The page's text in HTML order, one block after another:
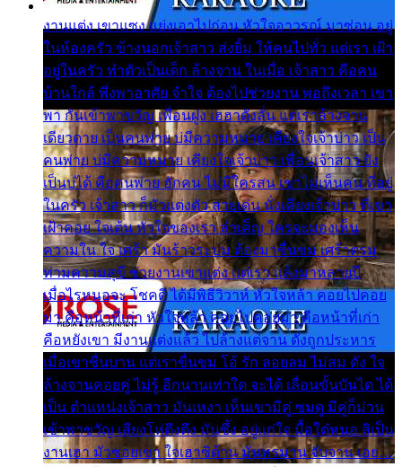
งานแต่ง เขาแซง แย่งเอาไปก่อน หัวใจอาวรณ์ มาซ่อน อยู่
ในห้องครัว ข้างนอกเจ้าสาว ส่งยิ้ม ให้คนไปทั่ว แต่เรา เฝ้า
อยู่ในครัว ทำตัวเป็นเด็ก ล้างจาน ในเมื่อ เจ้าสาว คือคน
บ้านใกล้ พึ่งพาอาศัย จำใจ ต้องไปช่วยงาน พอถึงเวลา เขา
พา กันเข้าพาขวัญ เพื่อนฝูง เฮฮาดังลั่น แต่เราล้างจาน
เดียวดาย เป็นคนพ่าย บ่มีความหมาย เคียงใจเจ้าบ่าว เป็น
คนพ่าย บ่มีความหมาย เคียงใจเจ้าบ่าว เพื่อนเจ้าสาว ยัง
เป็นบ่ได้ คือคนพ่าย ฮักคน ไม่มีใครสน เขาไม่เห็นคน ที่อยู่
ในครัว เจ้าสาว ก็มัวแต่งตัว สวยเด่น นั่งเคียงเจ้าบ่าว ที่เขา
เฝ้าคอย ใจเต้น หัวใจของเรา ลำเค็ญ ใครจะมองเห็น
ความใน ใจ เศร้า มันร้าวระบม ต้องมาขื่นขม เศร้าตรม
ท่ามความสุขี ช่วยงานเขาแต่ง แต่เรา แล้งมาหลายปี
เมื่อไรหนอจะ โชคดี ได้มีพิธีวิวาห์ หัวใจหล้า คอยไปคอย
มา คือหน้าที่เก่า หัวใจหล้า คอยไปคอยมา คือหน้าที่เก่า
คือหยังเขา มีงานแต่งแล้ว ไปล้างแต่จาน ดั่งถูกประหาร
เมื่อเขาชื่นบาน แต่เราขื่นขม โอ้ รัก ลอยลม ไม่สม ดัง ใจ
ล้างจานคอยคู่ ไม่รู้ อีกนานเท่าใด จะได้ เลื่อนขั้นบันได ได้
เป็น ตำแหน่งเจ้าสาว มันเหงา เห็นเขามีคู่ ซมดู มีคู่ก็ม่วน
เข้าพาขวัญ เสียงโห่ตึงตึง มันซึ้ง อยู่แก่ใจ มื้อใด๋หนอ สิเป็น
งานเฮา มัวซอยเขา ใจเฮาซิด้าน มันทรมาน จับจาน เอย…